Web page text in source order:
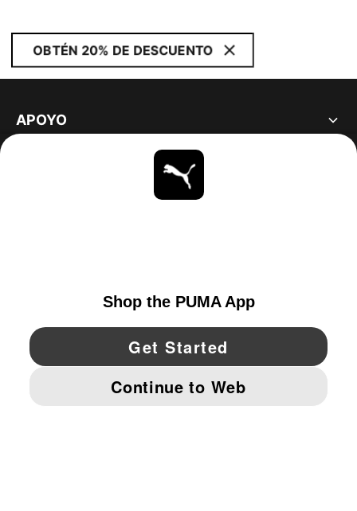
OBTÉN 20% DE DESCUENTO
APOYO
YouTube Twitter Pinterest
IMPRINT AND LEGAL DATA